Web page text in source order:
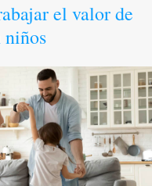
el valor de